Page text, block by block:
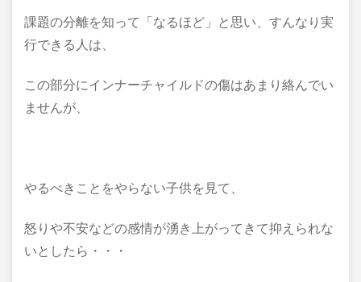
課題の分離を知って「なるほど」と思い、すんなり実
行できる人は、
この部分にインナーチャイルドの傷はあまり絡んでい
ませんが、
やるべきことをやらない子供を見て、
怒りや不安などの感情が湧き上がってきて抑えられな
いとしたら・・・